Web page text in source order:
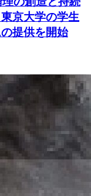
京大学の学生
提供を開始